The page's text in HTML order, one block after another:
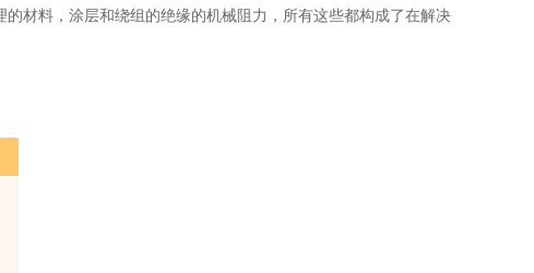
材料，涂层和绕组的绝缘的机械阻力，所有这些都构成了在解决